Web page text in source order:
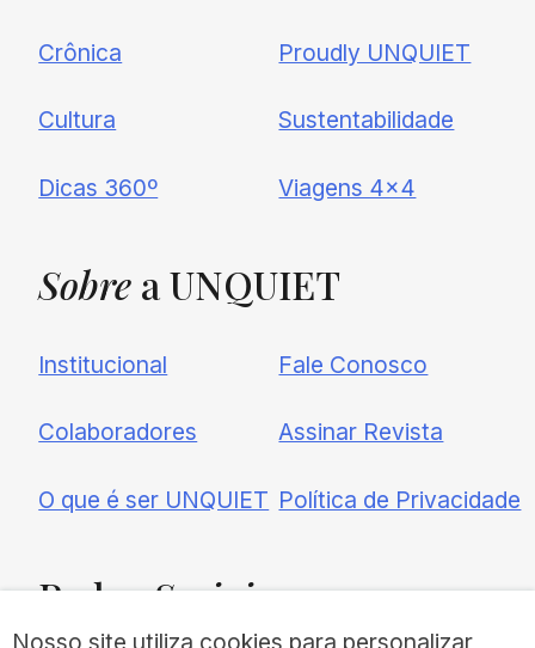
Crônica
Cultura
Dicas 360º
Proudly UNQUIET
Sustentabilidade
Viagens 4×4
Sobre a UNQUIET
Institucional
Colaboradores
O que é ser UNQUIET
Fale Conosco
Assinar Revista
Política de Privacidade
RedesSociais